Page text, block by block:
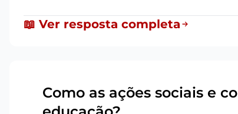
📖 Ver resposta completa
Como as ações sociais e